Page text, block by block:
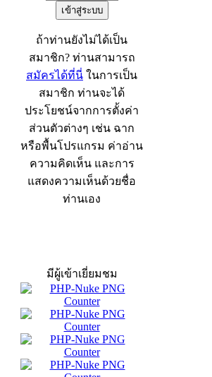
ถ้าท่านยังไม่ได้เป็น
สมาชิก? ท่านสามารถ
สมัครได้ที่นี่ ในการเป็น
สมาชิก ท่านจะได้
ประโยชน์จากการตั้งค่า
ส่วนตัวต่างๆ เช่น ฉาก
หรือพื้นโปรแกรม ค่าอ่าน
ความคิดเห็น และการ
แสดงความเห็นด้วยชื่อ
ท่านเอง
มีผู้เข้าเยี่ยมชม